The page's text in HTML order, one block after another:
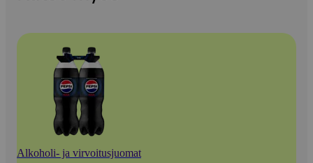
Alkoholi- ja virvoitusjuomat